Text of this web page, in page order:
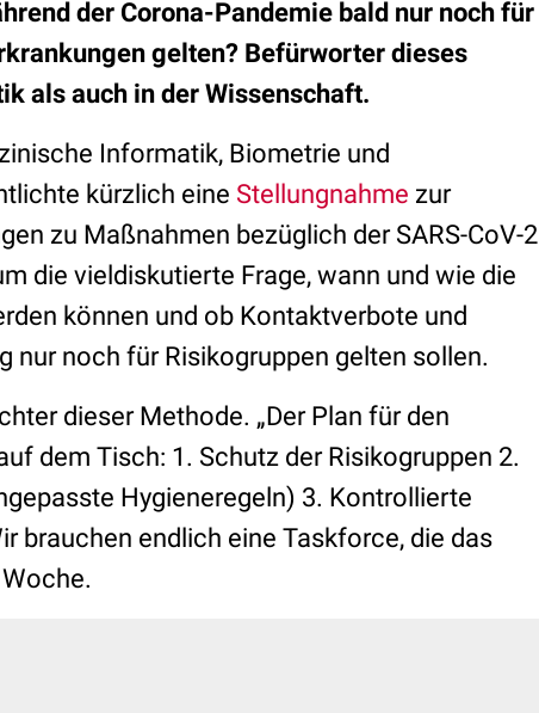
der Corona-Pandemie bald nur noch für
gelten? Befürworter dieses
als auch in der Wissenschaft.
Informatik, Biometrie und
kürzlich eine Stellungnahme zur
zu Maßnahmen bezüglich der SARS-CoV-2
die vieldiskutierte Frage, wann und wie die
können und ob Kontaktverbote und
nur noch für Risikogruppen gelten sollen.
dieser Methode. „Der Plan für den
dem Tisch: 1. Schutz der Risikogruppen 2.
Hygieneregeln) 3. Kontrollierte
brauchen endlich eine Taskforce, die das